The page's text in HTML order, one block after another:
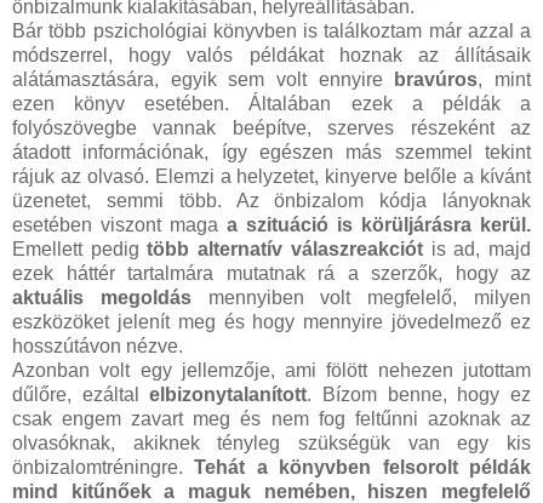
önbizalmunk kialakításában, helyreállításában.
Bár több pszichológiai könyvben is találkoztam már azzal a
módszerrel, hogy valós példákat hoznak az állításaik
alátámasztására, egyik sem volt ennyire
bravúros, mint
ezen könyv esetében. Általában ezek a példák a
folyószövegbe vannak beépítve, szerves részeként az
átadott információnak, így egészen más szemmel tekint
rájuk az olvasó. Elemzi a helyzetet, kinyerve belőle a kívánt
üzenetet, semmi több. Az önbizalom kódja lányoknak
esetében viszont maga a szituáció is körüljárásra kerül.
Emellett pedigtöbb alternatív válaszreakciótis ad, majd
ezek háttér tartalmára mutatnak rá a szerzők, hogy az
aktuális megoldásmennyiben volt megfelelő, milyen
eszközöket jelenít meg és hogy mennyire jövedelmező ez
hosszútávon nézve.
Azonban volt egy jellemzője, ami fölött nehezen jutottam
dűlőre, ezáltalelbizonytalanított. Bízom benne, hogy ez
csak engem zavart meg és nem fog feltűnni azoknak az
olvasóknak, akiknek tényleg szükségük van egy kis
önbizalomtréningre.Tehát a könyvben felsorolt példák
mind kitűnőek a maguk nemében, hiszen megfelelő